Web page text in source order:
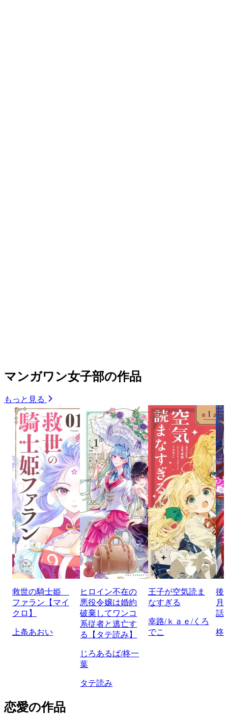
マンガワン女子部の作品
もっと見る
救世の騎士姫
ファラン【マイ
クロ】
上条あおい
ヒロイン不在の
悪役令嬢は婚約
破棄してワンコ
系従者と逃亡す
る【タテ読み】
じろあるば/柊一
葉
タテ読み
王子が空気読ま
なすぎる
幸路/ｋａｅ/くろ
でこ
後
月
話
柊
恋愛の作品